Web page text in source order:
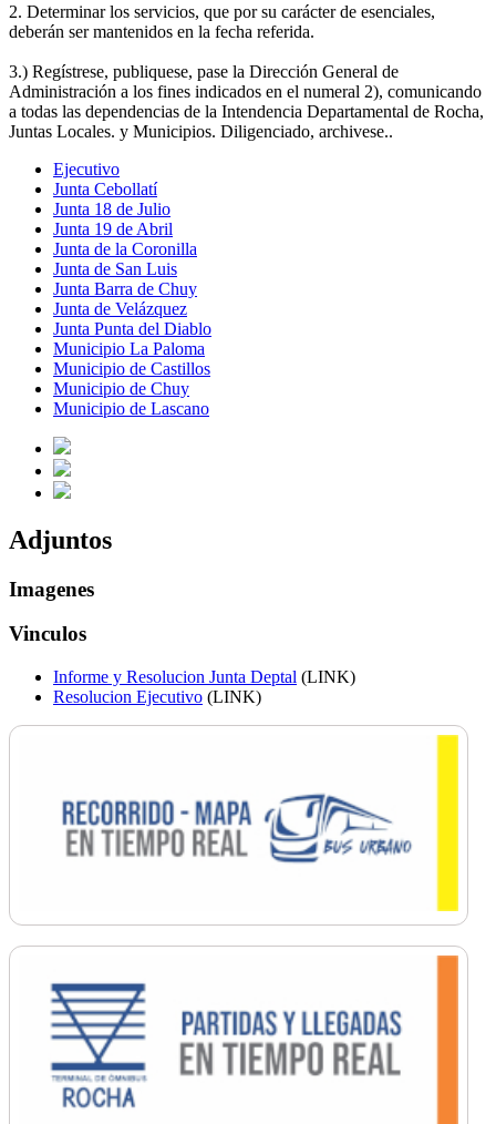
2. Determinar los servicios, que por su carácter de esenciales,
deberán ser mantenidos en la fecha referida.
3.) Regístrese, publiquese, pase la Dirección General de
Administración a los fines indicados en el numeral 2), comunicando
a todas las dependencias de la Intendencia Departamental de Rocha,
Juntas Locales. y Municipios. Diligenciado, archivese..
Ejecutivo
Junta Cebollatí
Junta 18 de Julio
Junta 19 de Abril
Junta de la Coronilla
Junta de San Luis
Junta Barra de Chuy
Junta de Velázquez
Junta Punta del Diablo
Municipio La Paloma
Municipio de Castillos
Municipio de Chuy
Municipio de Lascano
Adjuntos
Imagenes
Vinculos
Informe y Resolucion Junta Deptal (LINK)
Resolucion Ejecutivo (LINK)